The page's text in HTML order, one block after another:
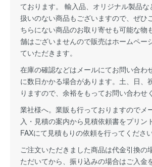
ております。 輸入品、オリジナル製品な
扱いのない商品もございますので、ぜひ
ちらにない商品のお取り寄せも可能な物
舗はございませんので販売はホームペー
ていただきます。
在庫の確認などはメールにてお問い合わ
に数日かかる場合があります。土、日、
りますので、余裕をもってお問い合わせ
業社様へ。業販も行っておりますのでメ
入・見積の案内から見積依頼書をプリン
FAXにて見積もりの依頼を行ってください
ご注文いただきました商品は代金引換の
ただいてから、振り込みの場合はご入金